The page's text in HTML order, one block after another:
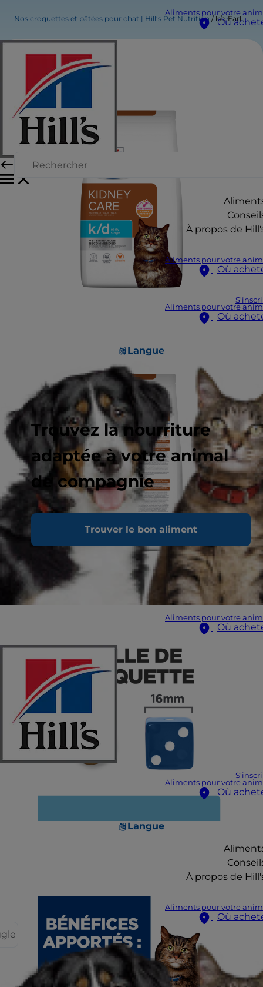
Aliments pour votre
Où
À propos de
Aliments pour votre
Où
Aliments pour votre
Où
Langue
Trouvez la nourriture
adaptée à votre animal
de compagnie
Trouver le bon aliment
Aliments pour votre
Où
Aliments pour votre
Où
Langue
À propos de
Aliments pour votre
Où
Nos croquettes et pâtées pour chat | Hill’s Pet Nutrition k/d Early Stage - Kindey Care - Croquettes pour Chat - au Poulet